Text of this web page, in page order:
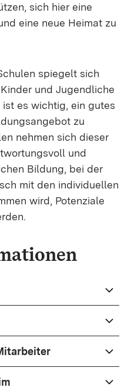
sich hier eine
eine neue Heimat zu
spiegelt sich
und Jugendliche
es wichtig, ein gutes
zu
nehmen sich dieser
und
Bildung, bei der
mit den individuellen
wird, Potenziale